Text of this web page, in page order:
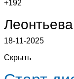
+192
18-11-2025
Скрыть